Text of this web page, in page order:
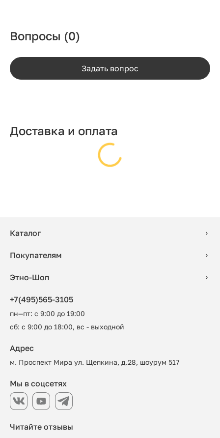
Вопросы (0)
Задать вопрос
Доставка и оплата
Каталог
Покупателям
Этно-Шоп
+7(495)565-3105
пн—пт: с 9:00 до 19:00
сб: с 9:00 до 18:00, вс - выходной
Читайте отзывы
Адрес
м. Проспект Мира ул. Щепкина, д.28, шоурум 517
Мы в соцсетях